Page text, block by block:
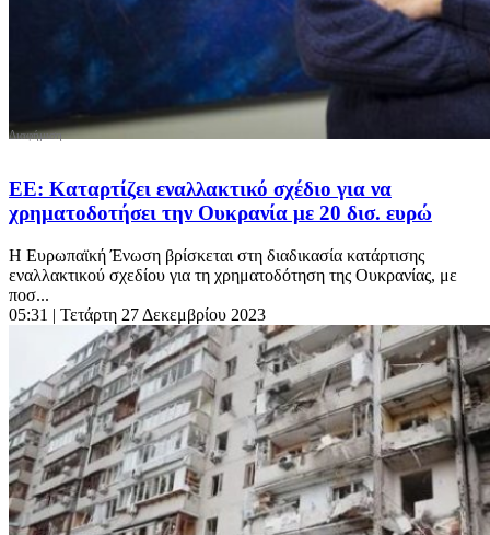
ΕΕ: Kαταρτίζει εναλλακτικό σχέδιο για να
χρηματοδοτήσει την Ουκρανία με 20 δισ. ευρώ
Η Ευρωπαϊκή Ένωση βρίσκεται στη διαδικασία κατάρτισης
εναλλακτικού σχεδίου για τη χρηματοδότηση της Ουκρανίας, με
ποσ...
05:31 | Τετάρτη 27 Δεκεμβρίου 2023